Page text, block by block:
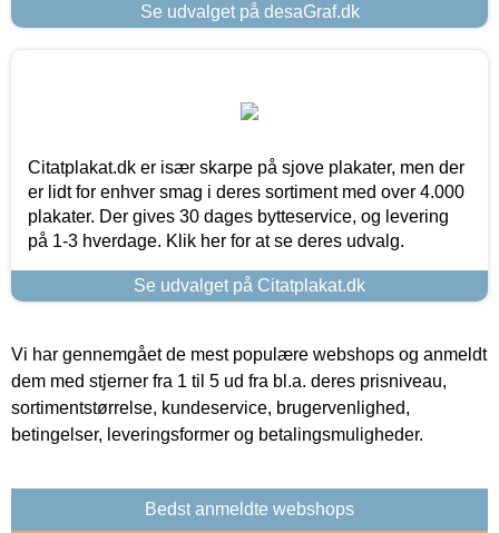
Se udvalget på desaGraf.dk
Citatplakat.dk er især skarpe på sjove plakater, men der
er lidt for enhver smag i deres sortiment med over 4.000
plakater. Der gives 30 dages bytteservice, og levering
på 1-3 hverdage. Klik her for at se deres udvalg.
Se udvalget på Citatplakat.dk
Vi har gennemgået de mest populære webshops og anmeldt
dem med stjerner fra 1 til 5 ud fra bl.a. deres prisniveau,
sortimentstørrelse, kundeservice, brugervenlighed,
betingelser, leveringsformer og betalingsmuligheder.
Bedst anmeldte webshops